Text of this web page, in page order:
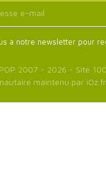
à notre newsletter pour
2007 - 2026 - Site
maintenu par iOz.fr